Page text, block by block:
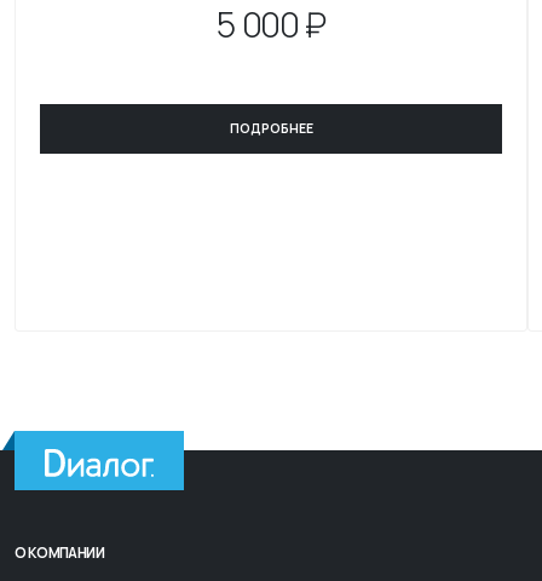
5 000 ₽
ПОДРОБНЕЕ
О КОМПАНИИ